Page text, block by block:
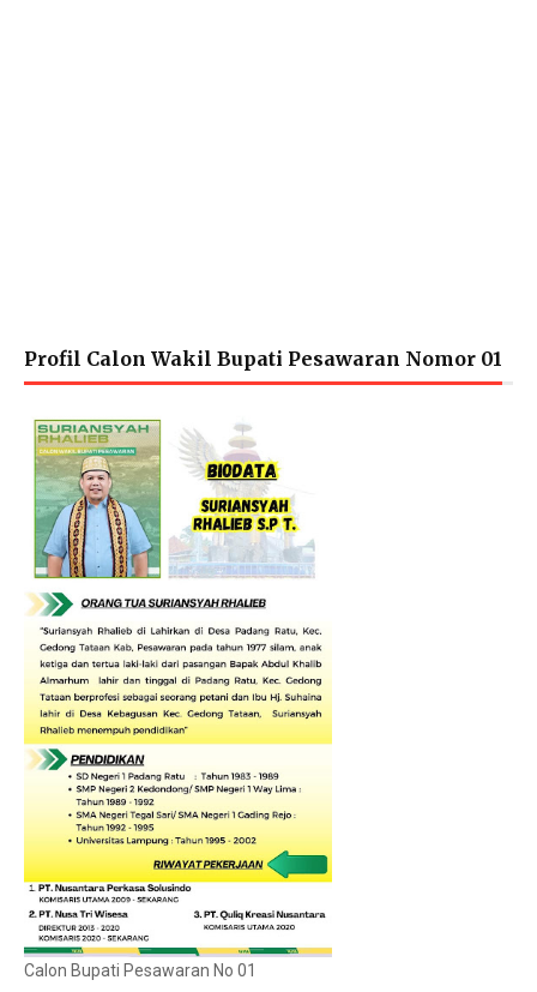
Profil Calon Wakil Bupati Pesawaran Nomor 01
Calon Bupati Pesawaran No 01